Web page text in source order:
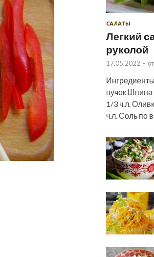
САЛАТЫ
Легкий
руколой
17.05.2022 - от
пучок
1/3 ч.л.
ч.л. Соль по